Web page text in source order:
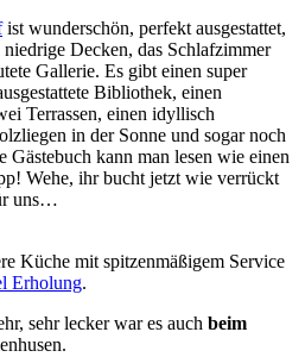
ist wunderschön, perfekt ausgestattet,
Decken, das Schlafzimmer
Gallerie. Es gibt einen super
Bibliothek, einen
Terrassen, einen idyllisch
in der Sonne und sogar noch
Gästebuch kann man lesen wie einen
Wehe, ihr bucht jetzt wie verrückt
uns…
Küche mit spitzenmäßigem Service
Erholung.
sehr lecker war es auch beim